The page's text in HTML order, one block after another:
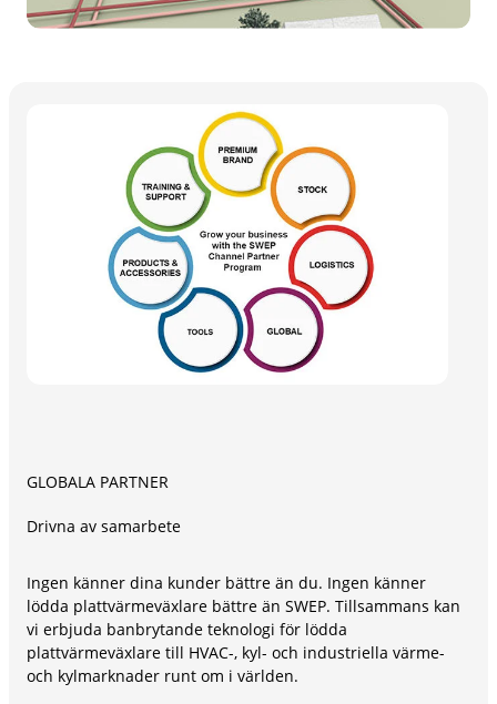
GLOBALA PARTNER
Drivna av samarbete
Ingen känner dina kunder bättre än du. Ingen känner
lödda plattvärmeväxlare bättre än SWEP. Tillsammans kan
vi erbjuda banbrytande teknologi för lödda
plattvärmeväxlare till HVAC-, kyl- och industriella värme-
och kylmarknader runt om i världen.